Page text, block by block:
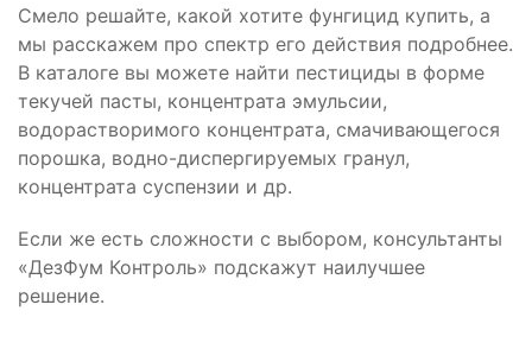
Смело решайте, какой хотите фунгицид купить, а
мы расскажем про спектр его действия подробнее.
В каталоге вы можете найти пестициды в форме
текучей пасты, концентрата эмульсии,
водорастворимого концентрата, смачивающегося
порошка, водно-диспергируемых гранул,
концентрата суспензии и др.
Если же есть сложности с выбором, консультанты
«ДезФум Контроль» подскажут наилучшее
решение.